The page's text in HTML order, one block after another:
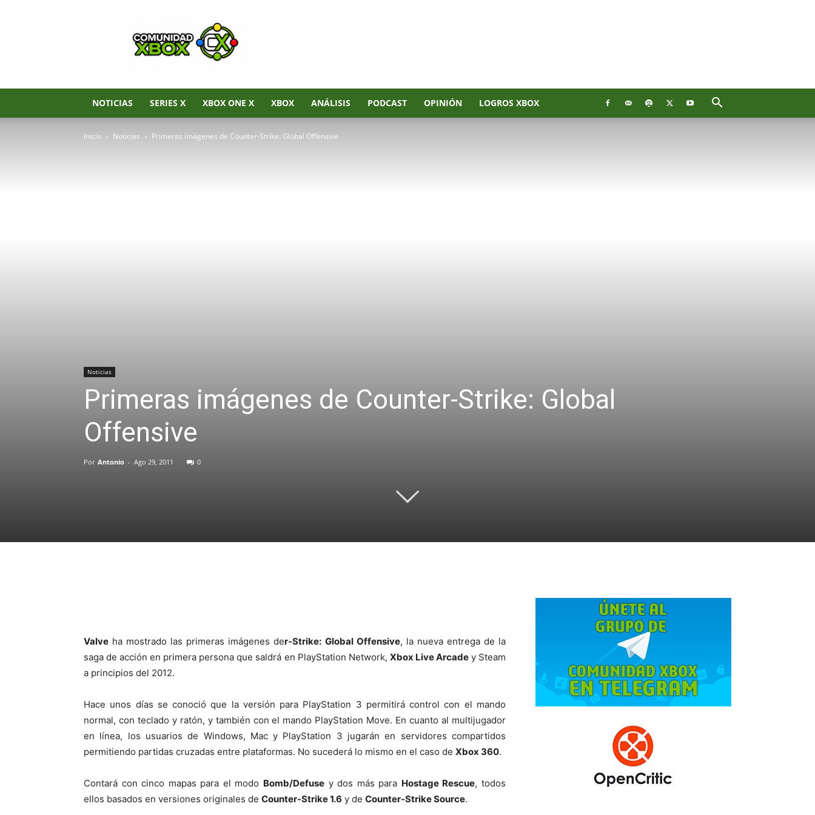
Noticias
de
Xbox
Series
Xbox
One
360
NOTICIAS SERIES X XBOX ONE X XBOX ANÁLISIS PODCAST OPINIÓN LOGROS XBOX
Inicio Noticias Primeras imágenes de Counter-Strike: Global Offensive
Noticias
Primeras imágenes de Counter-Strike: Global
Offensive
Por Antonio - Ago 29, 2011 0
Valve ha mostrado las primeras imágenes der-Strike: Global Offensive, la nueva entrega de la
saga de acción en primera persona que saldrá en PlayStation Network, Xbox Live Arcadey Steam
a principios del 2012.
Hace unos días se conoció que la versión para PlayStation 3 permitirá control con el mando
normal, con teclado y ratón, y también con el mando PlayStation Move. En cuanto al multijugador
en línea, los usuarios de Windows, Mac y PlayStation 3 jugarán en servidores compartidos
permitiendo partidas cruzadas entre plataformas. No sucederá lo mismo en el caso de Xbox 360.
Contará con cinco mapas para el modo Bomb/Defuse y dos más para Hostage Rescue, todos
ellos basados en versiones originales de Counter-Strike 1.6 y de Counter-Strike Source.